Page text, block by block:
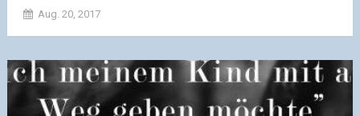
Aug. 20, 2017